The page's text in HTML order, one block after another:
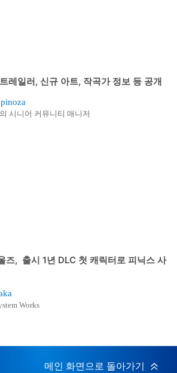
레일러, 신규 아트, 작곡가 정보 등 공개
시니어 커뮤니티 매니저
즈, 출시 1년 DLC 첫 캐릭터로 피닉스 사
Works
메인 화면으로 돌아가기